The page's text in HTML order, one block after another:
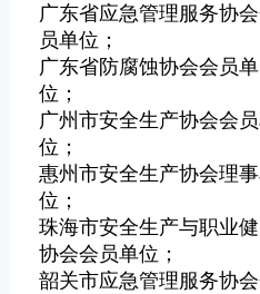
广东省应急管理服务协
员单位；
广东省防腐蚀协会会员单
位；
广州市安全生产协会会
位；
惠州市安全生产协会理
位；
珠海市安全生产与职业
协会会员单位；
韶关市应急管理服务协